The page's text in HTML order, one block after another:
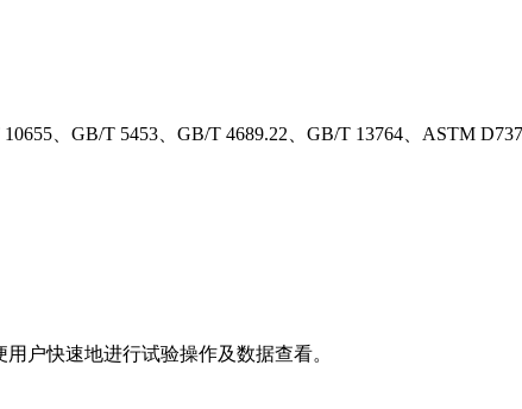
、GB/T 5453、GB/T 4689.22、GB/T 13764、ASTM D737
户快速地进行试验操作及数据查看。